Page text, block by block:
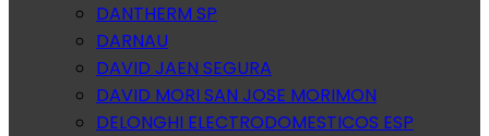
DANTHERM SP
DARNAU
DAVID JAEN SEGURA
DAVID MORI SAN JOSE MORIMON
DELONGHI ELECTRODOMESTICOS ESP